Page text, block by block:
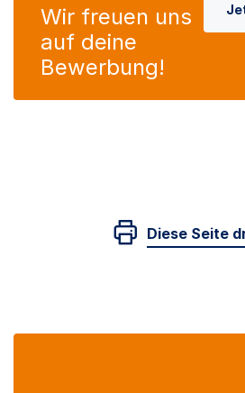
Wir freuen uns
auf deine
Bewerbung!
Diese Seite